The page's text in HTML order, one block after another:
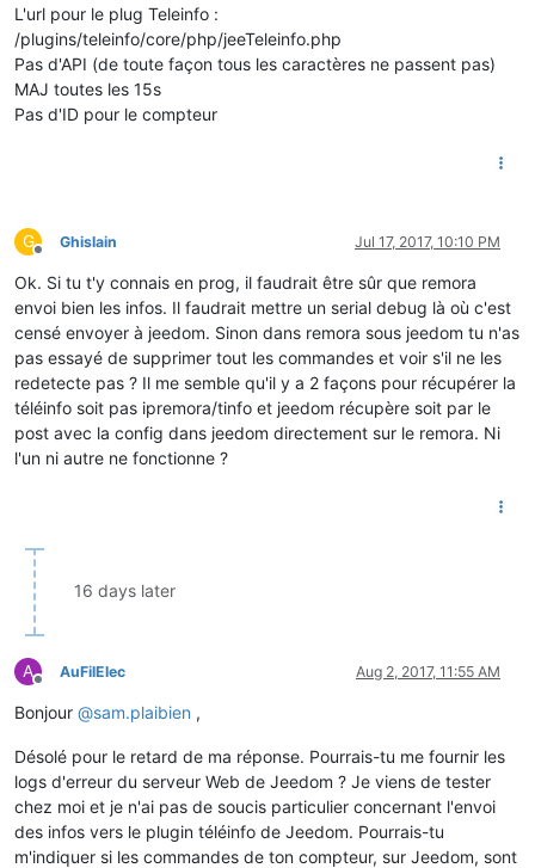
L'url pour le plug Teleinfo :
/plugins/teleinfo/core/php/jeeTeleinfo.php
Pas d'API (de toute façon tous les caractères ne passent pas)
MAJ toutes les 15s
Pas d'ID pour le compteur
G
Offline
Ghislain Jul 17, 2017, 10:10 PM
Ok. Si tu t'y connais en prog, il faudrait être sûr que remora
envoi bien les infos. Il faudrait mettre un serial debug là où c'est
censé envoyer à jeedom. Sinon dans remora sous jeedom tu n'as
pas essayé de supprimer tout les commandes et voir s'il ne les
redetecte pas ? Il me semble qu'il y a 2 façons pour récupérer la
téléinfo soit pas ipremora/tinfo et jeedom récupère soit par le
post avec la config dans jeedom directement sur le remora. Ni
l'un ni autre ne fonctionne ?
16 days later
A
Offline
AuFilElec Aug 2, 2017, 11:55 AM
Bonjour @sam.plaibien ,
Désolé pour le retard de ma réponse. Pourrais-tu me fournir les
logs d'erreur du serveur Web de Jeedom ? Je viens de tester
chez moi et je n'ai pas de soucis particulier concernant l'envoi
des infos vers le plugin téléinfo de Jeedom. Pourrais-tu
m'indiquer si les commandes de ton compteur, sur Jeedom, sont